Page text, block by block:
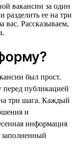
вакансии за один
ее на три
вас. Рассказываем,
был прост.
перед публикацией
три шага. Каждый
и
информация
заполненный